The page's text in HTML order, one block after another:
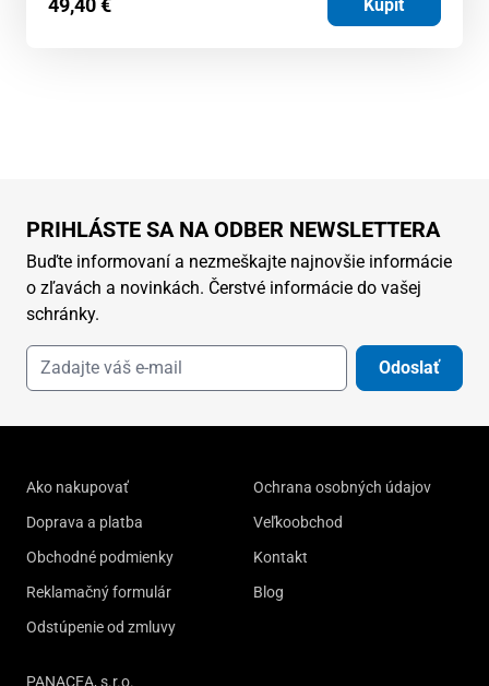
Kúpiť
PRIHLÁSTE SA NA ODBER NEWSLETTERA
Buďte informovaní a nezmeškajte najnovšie informácie
o zľavách a novinkách. Čerstvé informácie do vašej
schránky.
Odoslať
Ako nakupovať
Doprava a platba
Obchodné podmienky
Reklamačný formulár
Odstúpenie od zmluvy
Ochrana osobných údajov
Veľkoobchod
Kontakt
Blog
PANACEA, s.r.o.